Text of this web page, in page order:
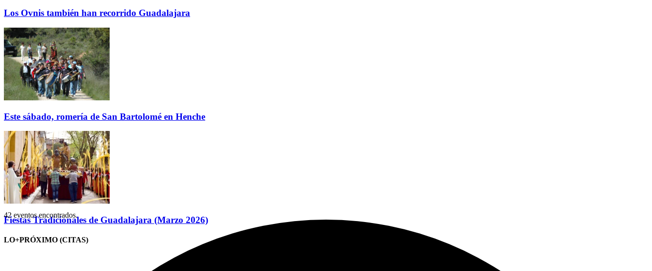
Los Ovnis también han recorrido Guadalajara
Este sábado, romería de San Bartolomé en Henche
Fiestas Tradicionales de Guadalajara (Marzo 2026)
LO+PRÓXIMO (CITAS)
42 eventos encontrados.